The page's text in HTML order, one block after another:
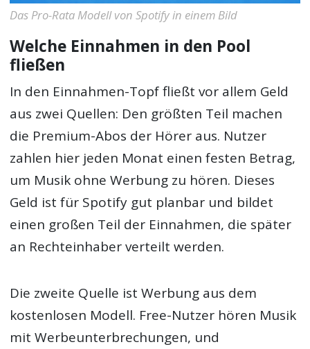
Das Pro-Rata Modell von Spotify in einem Bild
Welche Einnahmen in den Pool
fließen
In den Einnahmen-Topf fließt vor allem Geld
aus zwei Quellen: Den größten Teil machen
die Premium-Abos der Hörer aus. Nutzer
zahlen hier jeden Monat einen festen Betrag,
um Musik ohne Werbung zu hören. Dieses
Geld ist für Spotify gut planbar und bildet
einen großen Teil der Einnahmen, die später
an Rechteinhaber verteilt werden.
Die zweite Quelle ist Werbung aus dem
kostenlosen Modell. Free-Nutzer hören Musik
mit Werbeunterbrechungen, und